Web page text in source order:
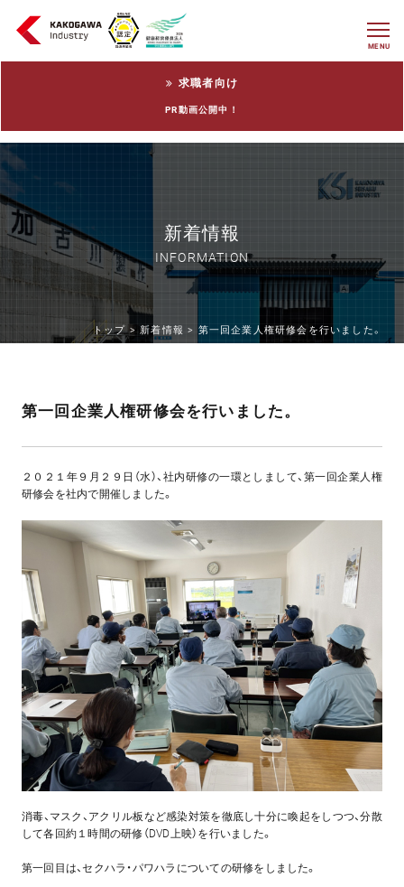
MENU
求職者向け
PR動画公開中！
新着情報
INFORMATION
トップ >新着情報 > 第一回企業人権研修会を行いました。
第一回企業人権研修会を行いました。
２０２１年９月２９日（水）、社内研修の一環としまして、第一回企業人権
研修会を社内で開催しました。
消毒、マスク、アクリル板など感染対策を徹底し十分に喚起をしつつ、分散
して各回約１時間の研修（DVD上映）を行いました。
第一回目は、セクハラ・パワハラについての研修をしました。